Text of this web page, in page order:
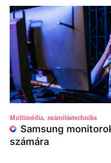
Multimédia, számítástechnika
Samsung
számára